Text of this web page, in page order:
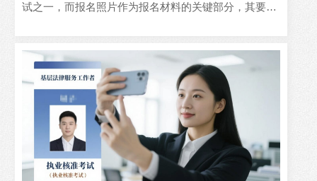
试之一，而报名照片作为报名材料的关键部分，其要求